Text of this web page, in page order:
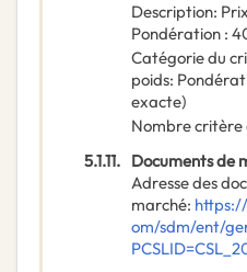
Description:
Pondération :
Catégorie du
poids:
exacte)
Nombre critère
5.1.11. Documents de
Adresse des
marché:
om/sdm/ent/